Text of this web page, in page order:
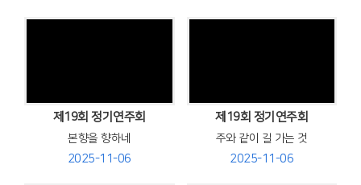
제19회 정기연주회
본향을 향하네
2025-11-06
제19회 정기연주회
주와 같이 길 가는 것
2025-11-06